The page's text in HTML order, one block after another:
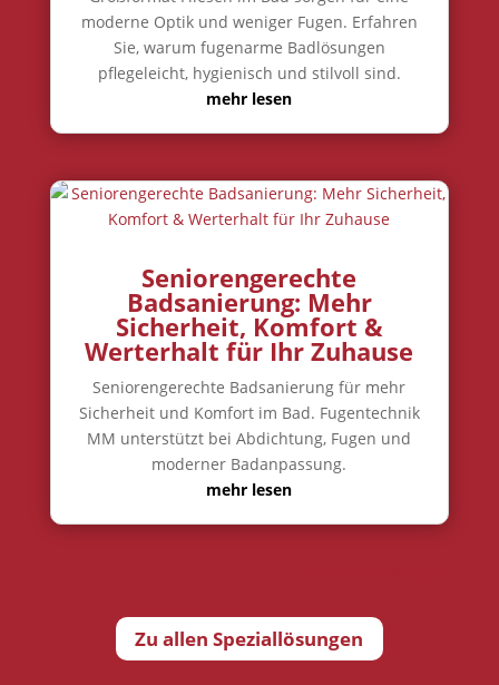
moderne Optik und weniger Fugen. Erfahren
Sie, warum fugenarme Badlösungen
pflegeleicht, hygienisch und stilvoll sind.
mehr lesen
Seniorengerechte
Badsanierung: Mehr
Sicherheit, Komfort &
Werterhalt für Ihr Zuhause
Seniorengerechte Badsanierung für mehr
Sicherheit und Komfort im Bad. Fugentechnik
MM unterstützt bei Abdichtung, Fugen und
moderner Badanpassung.
mehr lesen
Zu allen Speziallösungen